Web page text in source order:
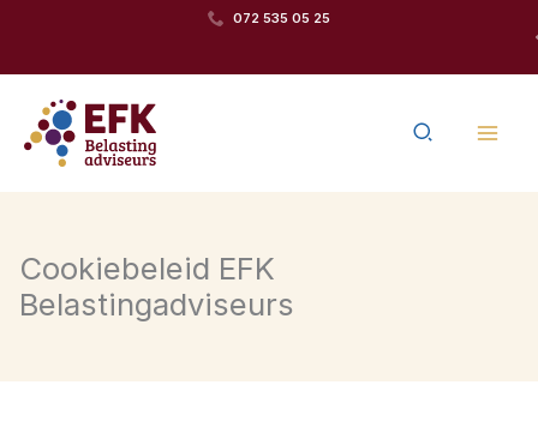
inhoud
072 535 05 25
Zoeken
Cookiebeleid EFK
Belastingadviseurs